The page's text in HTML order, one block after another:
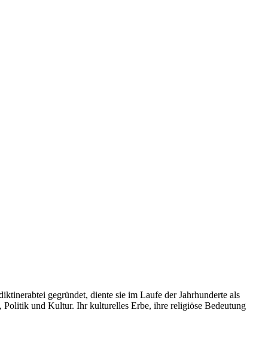
gegründet, diente sie im Laufe der Jahrhunderte als
und Kultur. Ihr kulturelles Erbe, ihre religiöse Bedeutung